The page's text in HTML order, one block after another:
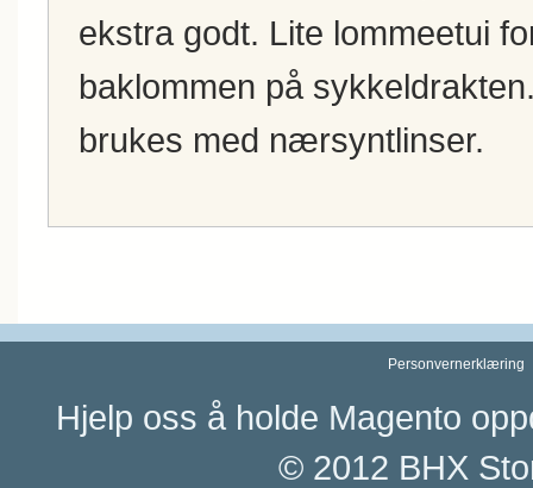
ekstra godt. Lite lommeetui
baklommen på
brukes med nærsyntlinser.
Personvernerklæring
Hjelp oss å holde Magento
© 2012 BHX